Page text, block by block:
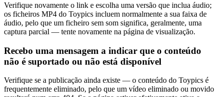
Verifique novamente o link e escolha uma versão que inclua áudio;
os ficheiros MP4 do Toypics incluem normalmente a sua faixa de
áudio, pelo que um ficheiro sem som significa, geralmente, uma
captura parcial — tente novamente na página de visualização.
Recebo uma mensagem a indicar que o conteúdo
não é suportado ou não está disponível
Verifique se a publicação ainda existe — o conteúdo do Toypics é
frequentemente eliminado, pelo que um vídeo eliminado ou movido